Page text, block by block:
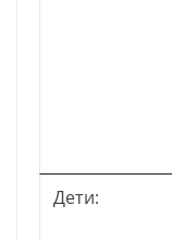
Дети: